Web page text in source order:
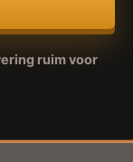
ruim voor